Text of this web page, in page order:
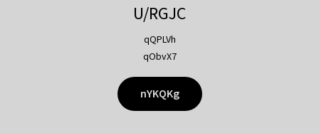
U/RGJC
qQPLVh
qObvX7
nYKQKg